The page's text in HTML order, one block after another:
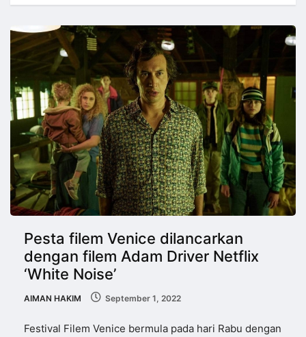
Pesta filem Venice dilancarkan
dengan filem Adam Driver Netflix
‘White Noise’
AIMAN HAKIM September 1, 2022
Festival Filem Venice bermula pada hari Rabu dengan